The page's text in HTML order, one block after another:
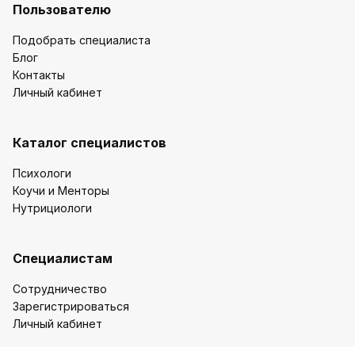
Пользователю
Подобрать специалиста
Блог
Контакты
Личный кабинет
Каталог специалистов
Психологи
Коучи и Менторы
Нутрициологи
Специалистам
Сотрудничество
Зарегистрироваться
Личный кабинет